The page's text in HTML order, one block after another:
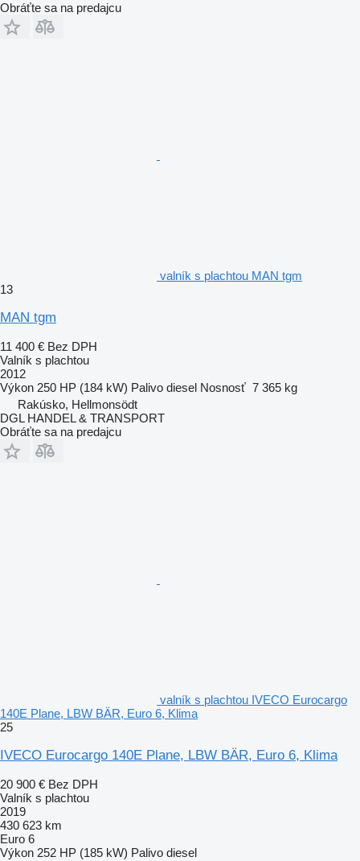
Obráťte sa na predajcu
valník s plachtou MAN tgm
13
MAN tgm
11 400 € Bez DPH
Valník s plachtou
2012
Výkon 250 HP (184 kW) Palivo diesel Nosnosť 7 365 kg
Rakúsko, Hellmonsödt
DGL HANDEL & TRANSPORT
Obráťte sa na predajcu
valník s plachtou IVECO Eurocargo
140E Plane, LBW BÄR, Euro 6, Klima
25
IVECO Eurocargo 140E Plane, LBW BÄR, Euro 6, Klima
20 900 € Bez DPH
Valník s plachtou
2019
430 623 km
Euro 6
Výkon 252 HP (185 kW) Palivo diesel